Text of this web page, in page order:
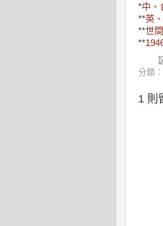
*中、
**英
**世
**
分類：
1 則